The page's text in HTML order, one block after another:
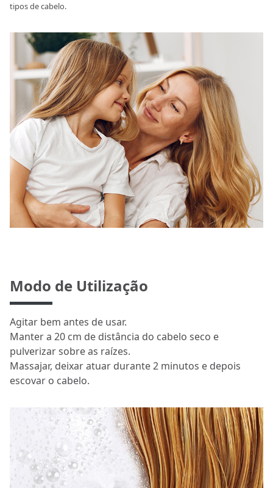
tipos de cabelo.
Modo de Utilização
Agitar bem antes de usar.
Manter a 20 cm de distância do cabelo seco e
pulverizar sobre as raízes.
Massajar, deixar atuar durante 2 minutos e depois
escovar o cabelo.